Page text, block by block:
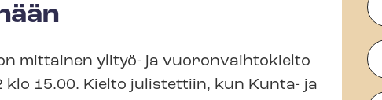
mittainen ylityö- ja vuo­ron­vaih­to­kiel­to
15.00. Kielto julistettiin, kun Kunta- ja